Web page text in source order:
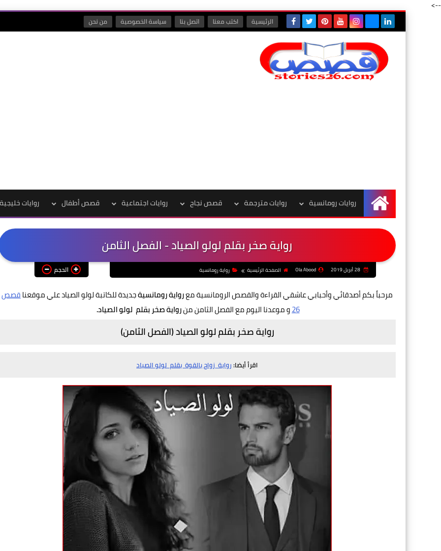
-->
الرئيسية اكتب معنا اتصل بنا سياسة الخصوصية من نحن
الرئيسية
روايات رومانسية روايات مترجمة قصص نجاح روايات اجتماعية قصص أطفال روايات خليجية
رواية صخر بقلم لولو الصياد - الفصل الثامن
28 أبريل 2019 Ola Abood الصفحة الرئيسية رواية رومانسية الحجم
مرحباً بكم أصدقائي وأحبابي عاشقي القراءة والقصص الرومانسية معرواية رومانسيةجديدة للكاتبة لولو الصياد علي موقعناقصص
26و موعدنا اليوم مع الفصل الثامن منرواية صخر بقلم لولو الصياد.
روايةصخر بقلم لولو الصياد (الفصل الثامن)
اقرأ أيضا:رواية زواج بالقوة بقلم لولو الصياد